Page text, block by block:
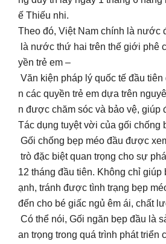
ế Thiếu nhi.
Theo đó, Việt Nam chính là nước
là nước thứ hai trên thế giới phê
yền trẻ em –
Văn kiện pháp lý quốc tế đầu
n các quyền trẻ em dựa trên
n được chăm sóc và bảo vệ, giúp
Tác dụng tuyệt vời của gối chống
Gối chống bẹp méo đầu được
trò đặc biệt quan trọng cho sự
12 tháng đầu tiên. Không chỉ giúp
ạnh, tránh được tình trạng bẹp
đến cho bé giấc ngủ êm ái, chất
Có thể nói, Gối ngăn bẹp đầu là
an trọng trong quá trình phát triển